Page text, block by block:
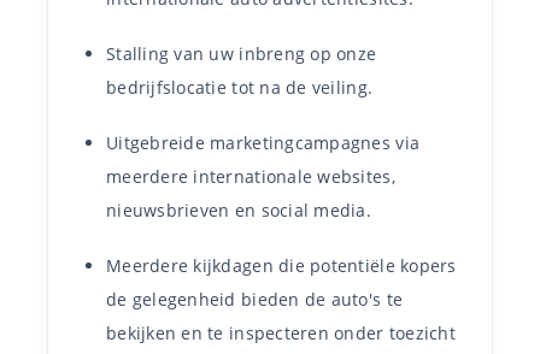
Stalling van uw inbreng op onze
bedrijfslocatie tot na de veiling.
Uitgebreide marketingcampagnes via
meerdere internationale websites,
nieuwsbrieven en social media.
Meerdere kijkdagen die potentiële kopers
de gelegenheid bieden de auto's te
bekijken en te inspecteren onder toezicht